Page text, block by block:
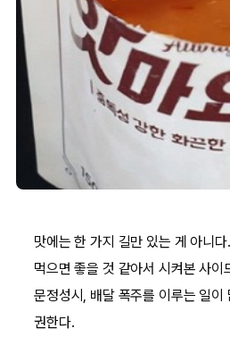
맛에는 한 가지 길만 있는 게 아니
먹으면 좋을 것 같아서 시켜본 사
문정성시, 배달 폭주를 이루는 일
권한다.